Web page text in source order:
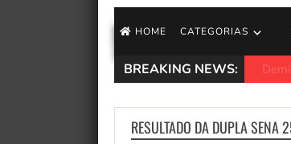
HOME CATEGORIAS
BREAKING NEWS: A
RESULTADO DA DUPLA